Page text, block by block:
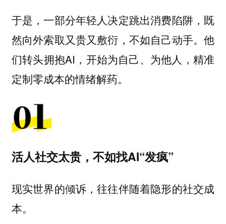
于是，一部分年轻人决定跳出消费陷阱，既
然向外索取又贵又敷衍，不如自己动手。他
们转头拥抱AI，开始为自己、为他人，精准
定制零成本的情绪解药。
活人社交太贵，不如找AI“发疯”
现实世界的倾诉，往往伴随着隐形的社交成
本。